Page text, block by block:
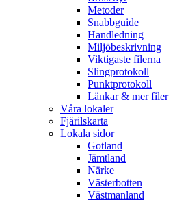
Metoder
Snabbguide
Handledning
Miljöbeskrivning
Viktigaste filerna
Slingprotokoll
Punktprotokoll
Länkar & mer filer
Våra lokaler
Fjärilskarta
Lokala sidor
Gotland
Jämtland
Närke
Västerbotten
Västmanland